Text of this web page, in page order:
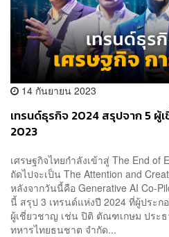
14 กันยายน 2023
เทรนด์ธุรกิจ 2024 สรุปจาก 5 ผู้
2023
เศรษฐกิจไทยกำลังเข้าสู่ The End of
ถัดไปจะเป็น The Attention and
หลังจากวันนี้คือ Generative AI Co-
นี้ สรุป 3 เทรนด์แห่งปี 2024 ที่ผู้ประก
ผู้เชี่ยวชาญ เช่น ปิติ ตัณฑเกษม ประ
ทหารไทยธนชาต จำกัด...